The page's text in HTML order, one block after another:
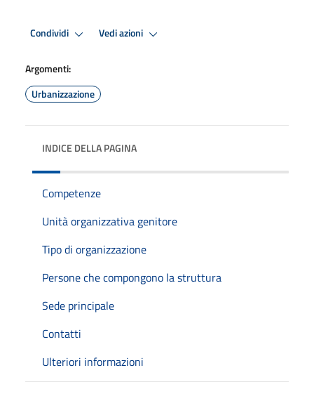
Condividi Vedi azioni
Argomenti:
Urbanizzazione
INDICE DELLA PAGINA
Competenze
Unità organizzativa genitore
Tipo di organizzazione
Persone che compongono la struttura
Sede principale
Contatti
Ulteriori informazioni